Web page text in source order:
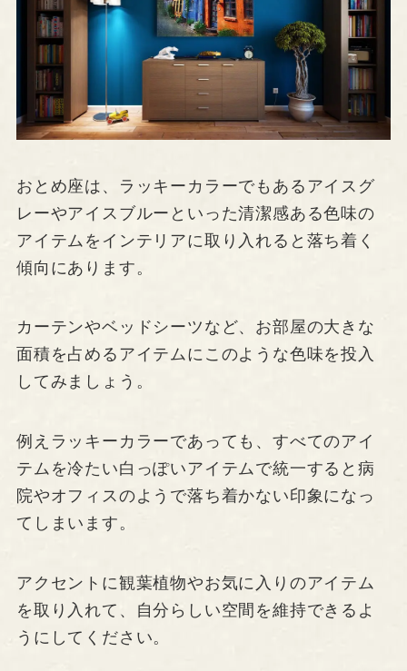
おとめ座は、ラッキーカラーでもあるアイスグ
レーやアイスブルーといった清潔感ある色味の
アイテムをインテリアに取り入れると落ち着く
傾向にあります。
カーテンやベッドシーツなど、お部屋の大きな
面積を占めるアイテムにこのような色味を投入
してみましょう。
例えラッキーカラーであっても、すべてのアイ
テムを冷たい白っぽいアイテムで統一すると病
院やオフィスのようで落ち着かない印象になっ
てしまいます。
アクセントに観葉植物やお気に入りのアイテム
を取り入れて、自分らしい空間を維持できるよ
うにしてください。